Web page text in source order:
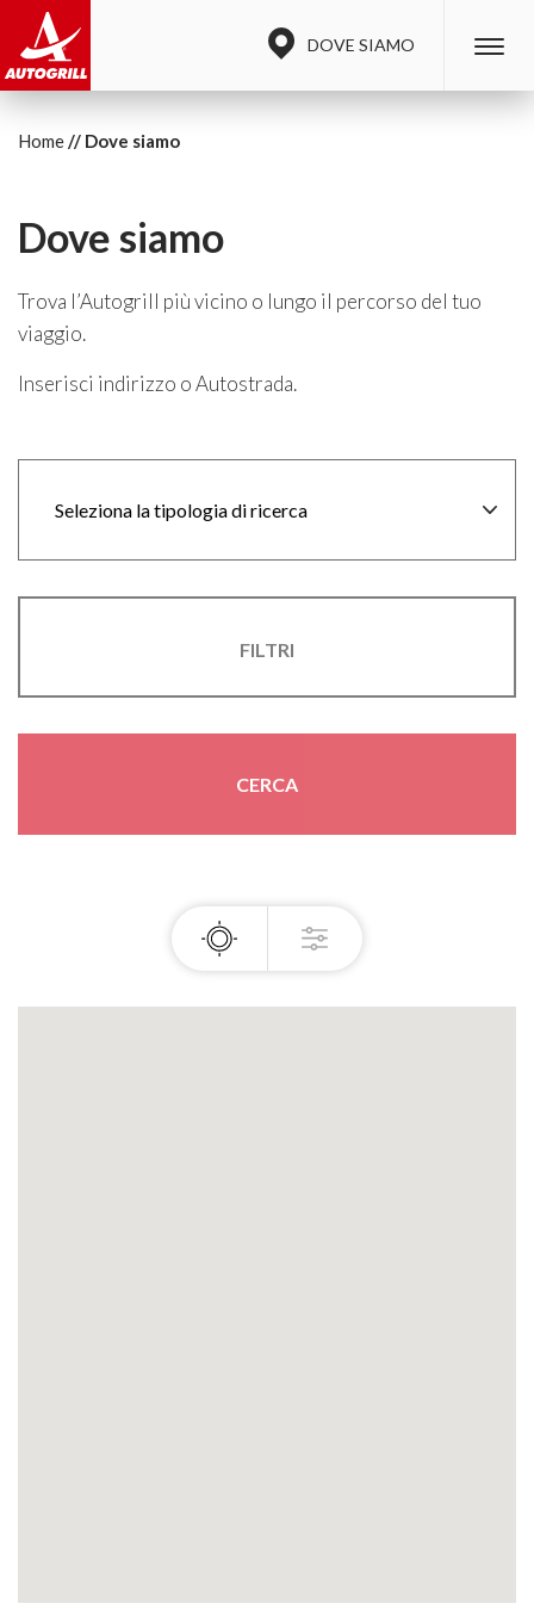
DOVE SIAMO
Home Dove siamo
Dove siamo
Trova l’Autogrill più vicino o lungo il percorso del tuo
viaggio.
Inserisci indirizzo o Autostrada.
FILTRI